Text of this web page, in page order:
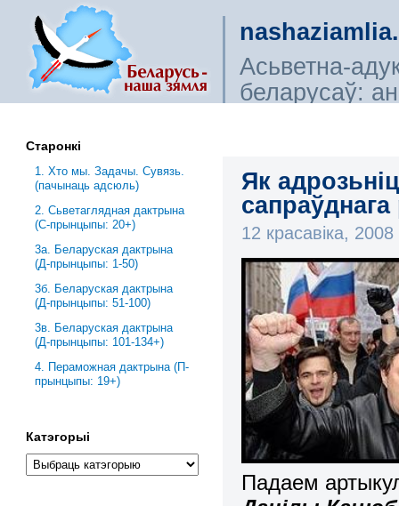
Асьветна-
беларусаў:
Як
12 красавіка, 2008
Падаем
Старонкі
1. Хто мы. Задачы. Сувязь.
(пачынаць адсюль)
2. Сьветаглядная дактрына
(С-прынцыпы: 20+)
3a. Беларуская дактрына
(Д-прынцыпы: 1-50)
3б. Беларуская дактрына
(Д-прынцыпы: 51-100)
3в. Беларуская дактрына
(Д-прынцыпы: 101-134+)
4. Пераможная дактрына (П-
прынцыпы: 19+)
Катэгорыі